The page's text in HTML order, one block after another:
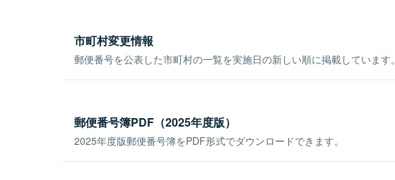
市町村変更情報
郵便番号を公表した市町村の一覧を実施日の新しい順に掲載しています。
郵便番号簿PDF（2025年度版）
2025年度版郵便番号簿をPDF形式でダウンロードできます。